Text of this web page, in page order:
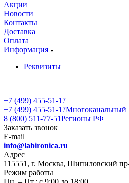
Акции
Новости
Контакты
Доставка
Оплата
Информация
Реквизиты
+7 (499) 455-51-17
+7 (499) 455-51-17Многоканальный
8 (800) 511-77-51Регионы РФ
Заказать звонок
E-mail
info@labironica.ru
Адрес
115551, г. Москва, Шипиловский
Режим работы
Пн. – Пт.: с 9:00 до 18:00